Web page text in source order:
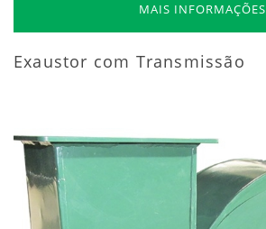
MAIS INFORMAÇÕES
Exaustor com Transmissão